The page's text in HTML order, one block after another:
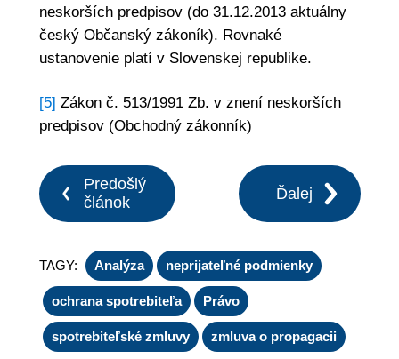
neskorších predpisov (do 31.12.2013 aktuálny
český Občanský zákoník). Rovnaké
ustanovenie platí v Slovenskej republike.
[5] Zákon č. 513/1991 Zb. v znení neskorších
predpisov (Obchodný zákonník)
Predošlý
článok
Ďalej
TAGY: Analýza neprijateľné podmienky
ochrana spotrebiteľa Právo
spotrebiteľské zmluvy zmluva o propagacii